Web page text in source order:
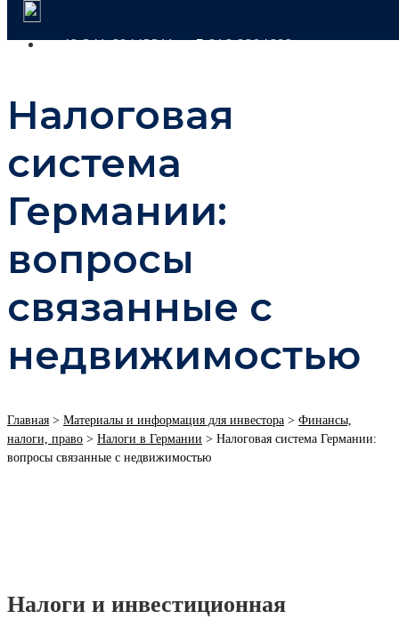
+49 341 60443311 +7 916 9904609
Налоговая
система
Германии:
вопросы
связанные с
недвижимостью
Главная > Материалы и информация для инвестора > Финансы,
налоги, право > Налоги в Германии > Налоговая система Германии:
вопросы связанные с недвижимостью
Налоги и инвестиционная